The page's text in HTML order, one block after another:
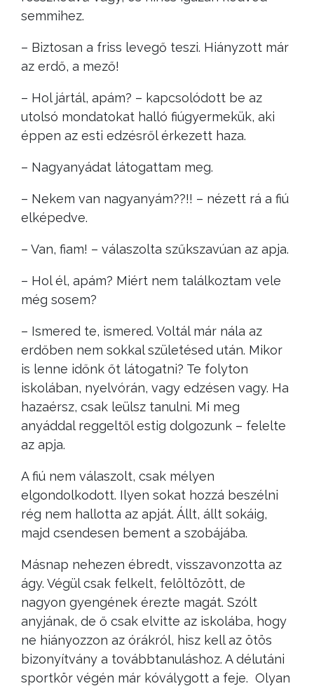
semmihez.
– Biztosan a friss levegő teszi. Hiányzott már
az erdő, a mező!
– Hol jártál, apám? – kapcsolódott be az
utolsó mondatokat halló fiúgyermekük, aki
éppen az esti edzésről érkezett haza.
– Nagyanyádat látogattam meg.
– Nekem van nagyanyám??!! – nézett rá a fiú
elképedve.
– Van, fiam! – válaszolta szűkszavúan az apja.
– Hol él, apám? Miért nem találkoztam vele
még sosem?
– Ismered te, ismered. Voltál már nála az
erdőben nem sokkal születésed után. Mikor
is lenne időnk őt látogatni? Te folyton
iskolában, nyelvórán, vagy edzésen vagy. Ha
hazaérsz, csak leülsz tanulni. Mi meg
anyáddal reggeltől estig dolgozunk – felelte
az apja.
A fiú nem válaszolt, csak mélyen
elgondolkodott. Ilyen sokat hozzá beszélni
rég nem hallotta az apját. Állt, állt sokáig,
majd csendesen bement a szobájába.
Másnap nehezen ébredt, visszavonzotta az
ágy. Végül csak felkelt, felöltözött, de
nagyon gyengének érezte magát. Szólt
anyjának, de ő csak elvitte az iskolába, hogy
ne hiányozzon az órákról, hisz kell az ötös
bizonyítvány a továbbtanuláshoz. A délutáni
sportkör végén már kóválygott a feje. Olyan